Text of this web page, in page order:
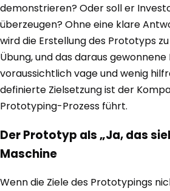
demonstrieren? Oder soll er
überzeugen? Ohne eine klare
wird die Erstellung des Prototyps
Übung, und das daraus
voraussichtlich vage und wenig
definierte Zielsetzung ist der
Prototyping-Prozess führt.
Der Prototyp als „Ja, das
Maschine
Wenn die Ziele des Prototypings